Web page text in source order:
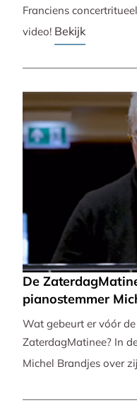
Franciens
video! Bekijk
De
pianostemmer
Wat gebeurt er vóór
ZaterdagMatinee? In
Michel Brandjes over